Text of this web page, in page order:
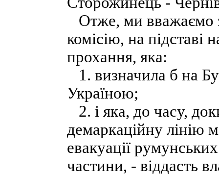
Отже, ми вважаємо
комісію, на
прохання, яка:
1. визначила б на
Україною;
2. і яка, до часу,
демаркаційну лінію
евакуації
частини, - віддасть